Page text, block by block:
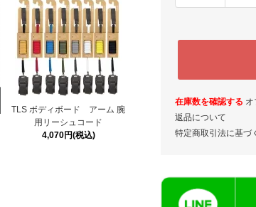
TLS ボディボード アーム 腕
用リーシュコード
4,070円(税込)
在庫数を確認する オ
返品について
特定商取引法に基づ